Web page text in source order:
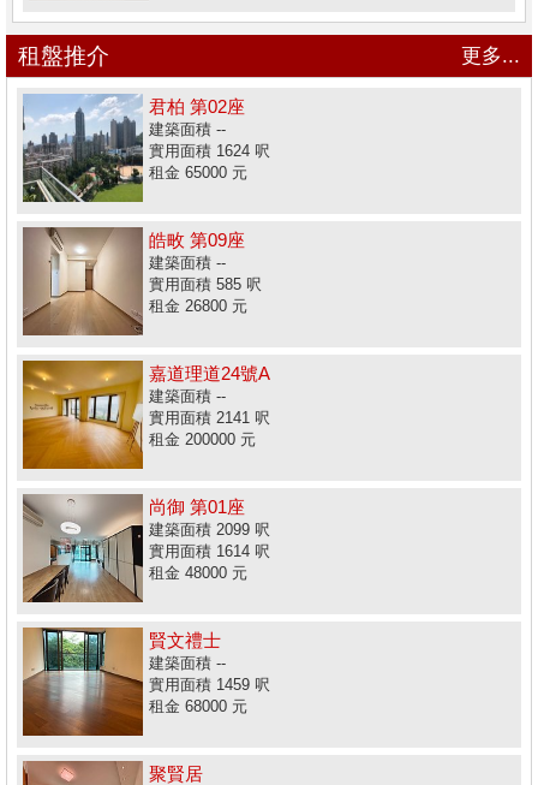
租盤推介 更多...
君柏 第02座
建築面積 --
實用面積 1624 呎
租金 65000 元
皓畋 第09座
建築面積 --
實用面積 585 呎
租金 26800 元
嘉道理道24號A
建築面積 --
實用面積 2141 呎
租金 200000 元
尚御 第01座
建築面積 2099 呎
實用面積 1614 呎
租金 48000 元
賢文禮士
建築面積 --
實用面積 1459 呎
租金 68000 元
聚賢居